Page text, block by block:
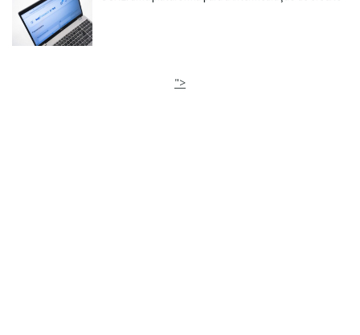
">